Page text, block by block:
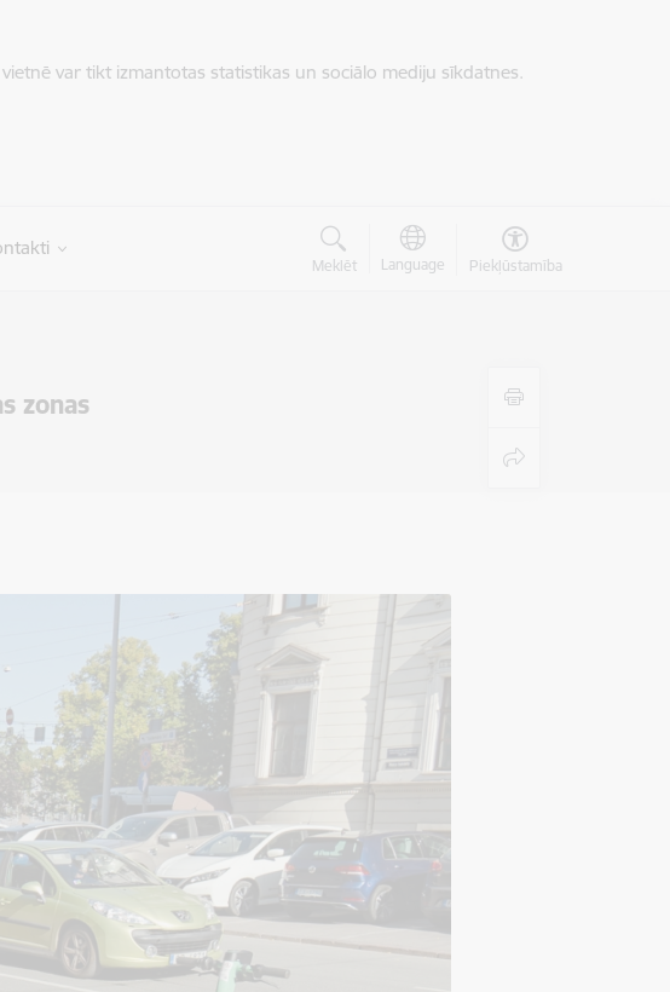
var tikt izmantotas statistikas un sociālo mediju sīkdatnes.
Meklēt Language Piekļūstamība
zonas